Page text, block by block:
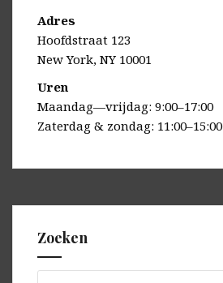
Adres
Hoofdstraat 123
New York, NY 10001
Uren
Maandag—vrijdag: 9:00–17:00
Zaterdag & zondag: 11:00–15:00
Zoeken